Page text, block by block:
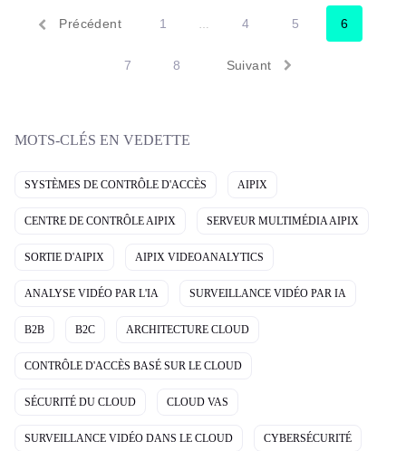
d'esprit des entreprises et des consommateurs.
Précédent 1 … 4 5 6
7 8 Suivant
MOTS-CLÉS EN VEDETTE
SYSTÈMES DE CONTRÔLE D'ACCÈS AIPIX
CENTRE DE CONTRÔLE AIPIX SERVEUR MULTIMÉDIA AIPIX
SORTIE D'AIPIX AIPIX VIDEOANALYTICS
ANALYSE VIDÉO PAR L'IA SURVEILLANCE VIDÉO PAR IA
B2B B2C ARCHITECTURE CLOUD
CONTRÔLE D'ACCÈS BASÉ SUR LE CLOUD
SÉCURITÉ DU CLOUD CLOUD VAS
SURVEILLANCE VIDÉO DANS LE CLOUD CYBERSÉCURITÉ